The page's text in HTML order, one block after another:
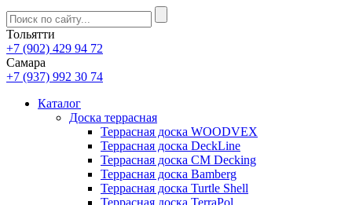
Тольятти
+7 (902) 429 94 72
Самара
+7 (937) 992 30 74
Каталог
Доска террасная
Террасная доска WOODVEX
Террасная доска DeckLine
Террасная доска CM Decking
Террасная доска Bamberg
Террасная доска Turtle Shell
Террасная доска TerraPol